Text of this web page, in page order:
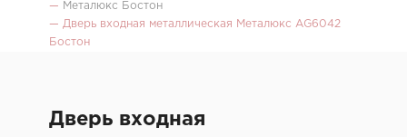
—
Металюкс Бостон
— Дверь входная металлическая Металюкс AG6042
Бостон
Дверь входная